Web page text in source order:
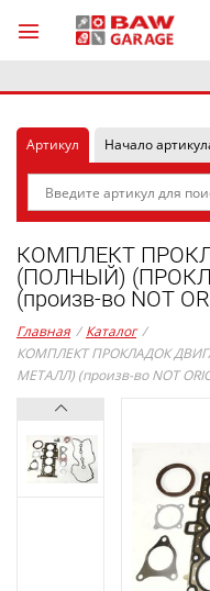
Артикул Начало
КОМПЛЕКТ
(ПОЛНЫЙ)
(произв-во NOT
Главная / Каталог /
КОМПЛЕКТ ПРОКЛАДОК
МЕТАЛЛ) (произв-во NOT